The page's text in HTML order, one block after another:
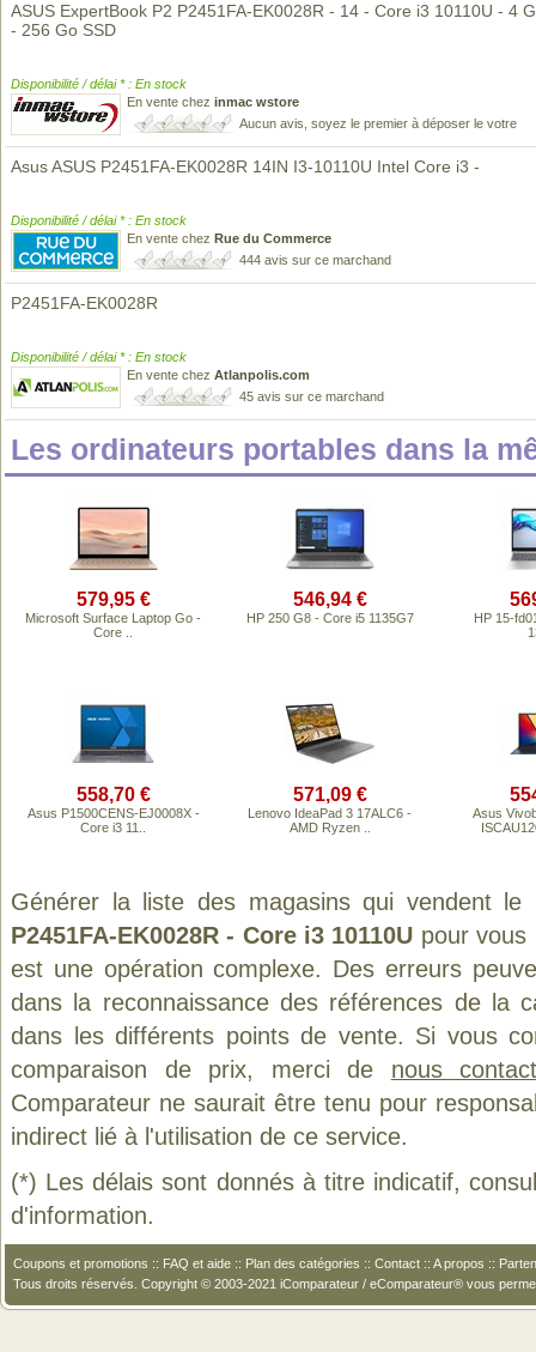
ASUS ExpertBook P2 P2451FA-EK0028R - 14 - Core i3 10110U - 4
- 256 Go SSD
Disponibilité / délai * : En stock
En vente chez inmac wstore
Aucun avis, soyez le premier à déposer le votre
Asus ASUS P2451FA-EK0028R 14IN I3-10110U Intel Core i3 -
Disponibilité / délai * : En stock
En vente chez Rue du Commerce
444 avis sur ce marchand
P2451FA-EK0028R
Disponibilité / délai * : En stock
En vente chez Atlanpolis.com
45 avis sur ce marchand
Les ordinateurs portables dans la
579,95 €
Microsoft Surface Laptop Go -
Core ..
546,94 €
HP 250 G8 - Core i5 1135G7
HP 15-
558,70 €
Asus P1500CENS-EJ0008X -
Core i3 11..
571,09 €
Lenovo IdeaPad 3 17ALC6 -
AMD Ryzen ..
Asus
Générer la liste des magasins qui vendent
P2451FA-EK0028R - Core i3 10110U pour vous
est une opération complexe. Des erreurs
dans la reconnaissance des références de la
dans les différents points de vente. Si vous
comparaison de prix, merci de nous
Comparateur ne saurait être tenu pour
indirect lié à l'utilisation de ce service.
(*) Les délais sont donnés à titre indicatif,
d'information.
Coupons et promotions :: FAQ et aide :: Plan des catégories :: Contact :: A propos ::
Tous droits réservés. Copyright © 2003-2021 iComparateur / eComparateur® vous